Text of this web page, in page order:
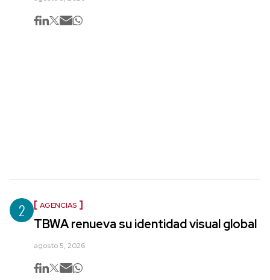
2 AGENCIAS
TBWA renueva su identidad visual global
agosto 5, 2026